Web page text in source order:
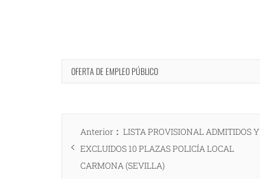
OFERTA DE EMPLEO PÚBLICO
Navegación
de
entradas
Anterior
Entrada
anterior:
LISTA PROVISIONAL ADMITIDOS Y
EXCLUIDOS 10 PLAZAS POLICÍA LOCAL
CARMONA (SEVILLA)